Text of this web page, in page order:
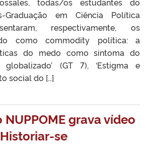
Graduação em Ciência Política
respectivamente, os
como commodity política: a
do medo como sintoma do
(GT 7), ‘Estigma e
social do […]
grava vídeo
se